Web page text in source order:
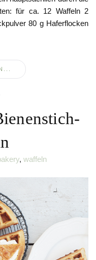
für ca. 12 Waffeln 2
80 g Haferflocken
, waffeln